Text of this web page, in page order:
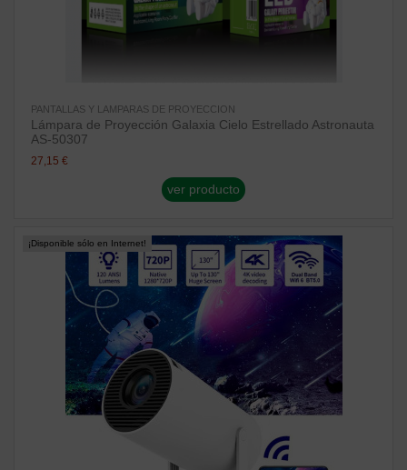
PANTALLAS Y LAMPARAS DE PROYECCION
Lámpara de Proyección Galaxia Cielo Estrellado Astronauta
AS-50307
27,15 €
ver producto
¡Disponible sólo en Internet!